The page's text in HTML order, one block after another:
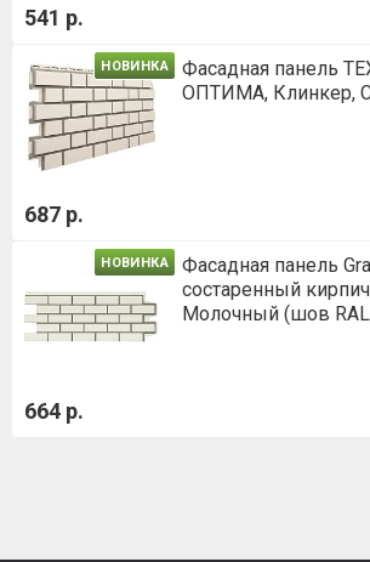
541 р.
НОВИНКА
Фасадная панель
ОПТИМА, Клинкер,
687 р.
НОВИНКА
Фасадная панель
состаренный
Молочный (шов
664 р.